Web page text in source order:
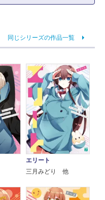
同じシリーズの作品一覧
エリート
三月みどり 他